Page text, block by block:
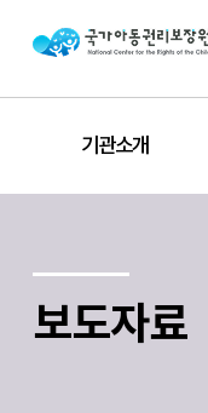
기관소개
보도자료